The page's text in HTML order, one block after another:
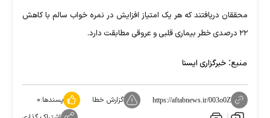
محققان دریافتند که هر یک امتیاز افزایش در نمره خواب سالم با کاهش
۲۲ درصدی خطر بیماری قلبی و عروقی مطابقت دارد.
منبع: خبرگزاری ایسنا
https://aftabnews.ir/003o0Z گزارش خطا پسندها:۰